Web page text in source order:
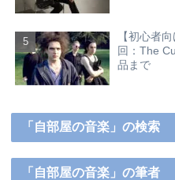
【初心者
回：The
品まで
「自部屋の音楽」の検索
「自部屋の音楽」の筆者